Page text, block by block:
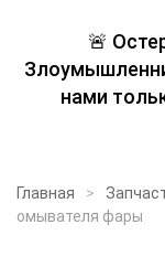
🚨
нами
Главная
омывателя фары